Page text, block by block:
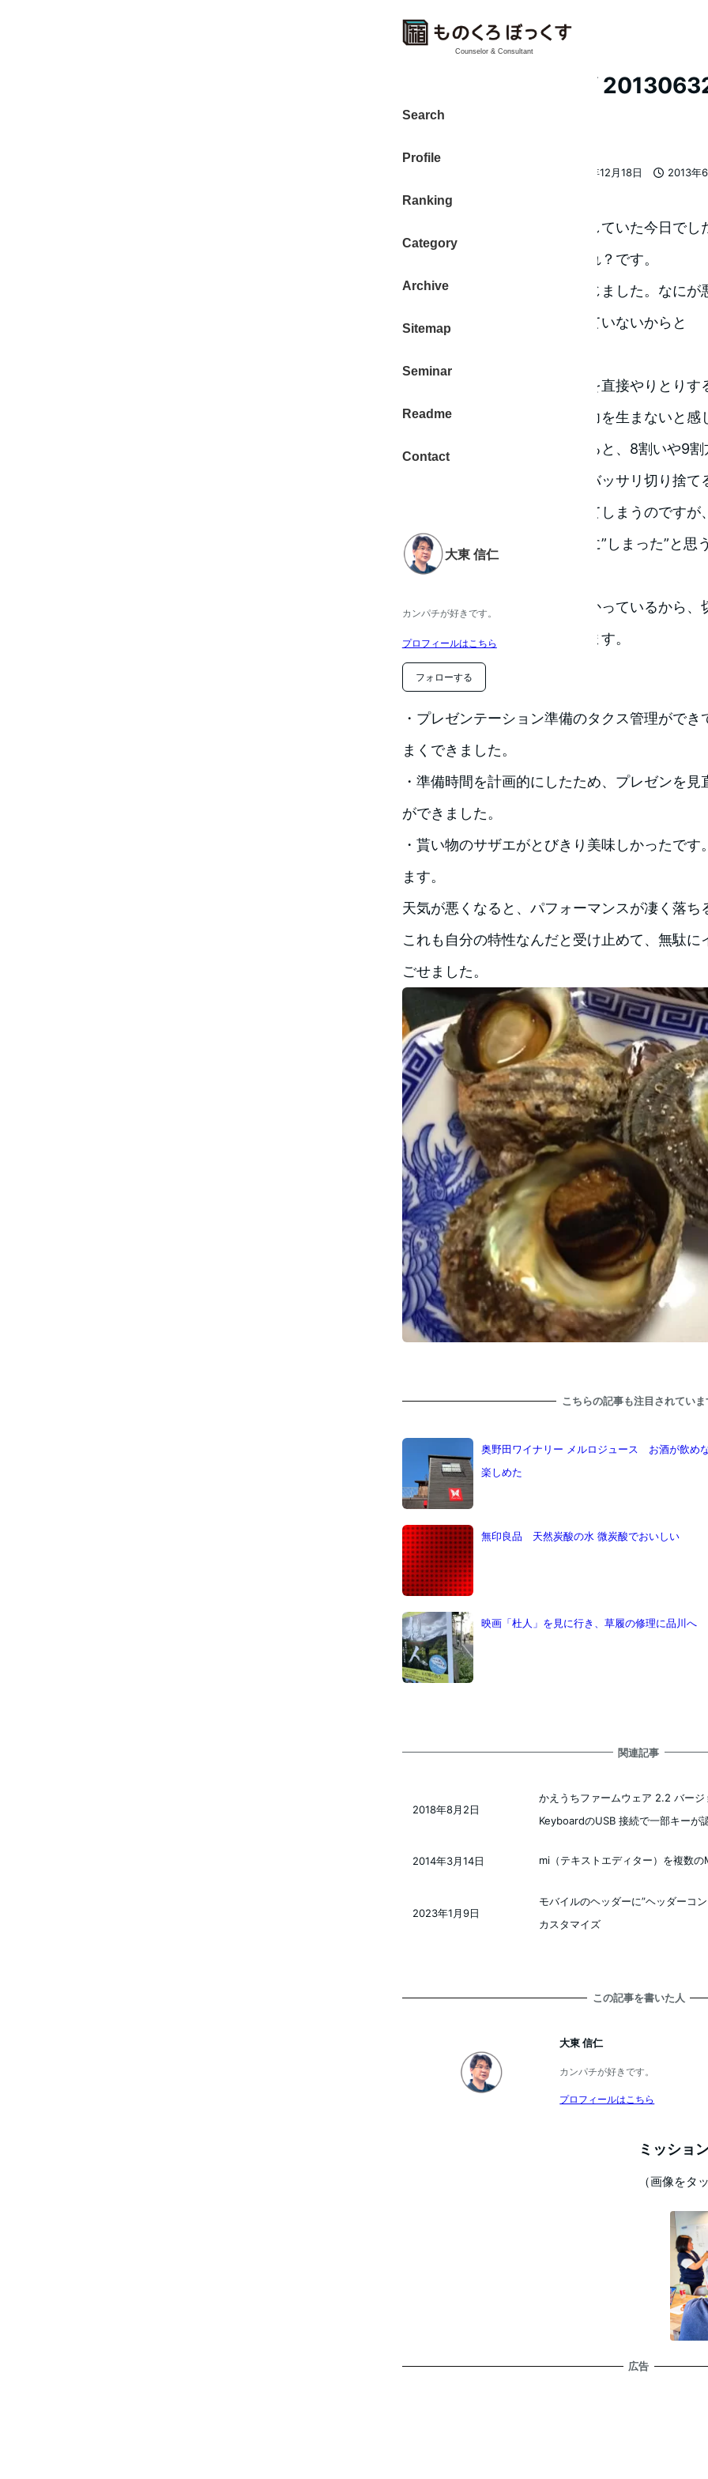
Counselor & Consultant
Search
Profile
Ranking
Category
Archive
Sitemap
Seminar
Readme
Contact
大東 信仁
カンパチが好きです。
プロフィールはこちら
フォローする
[ 日次クロージング
捨てる力
2013年12月18日
2013年
者
プレゼンテーションの準備をしていた今日で
きて見直すと、なんだか、あれ？です。
このままでは伝わらないと感じました。なにが
分の経験していることを話していないからと
プレゼンテーションは、言葉を直接やりとり
分の経験を話さないのは説得力を生まないと感
順番を入れ替えることを含めると、8割いや9
また、持ち時間を計算するとバッサリ切り捨
ついついためらいがちになってしまうのです
てそのままにして、本番の後に”しまった”と思
なので変えました。
伝えたい優先順位と内容がわかっているから
そう理解して今日も前に進みます。
良かったこと
・プレゼンテーション準備のタクス管理がで
まくできました。
・準備時間を計画的にしたため、プレゼンを
ができました。
・貰い物のサザエがとびきり美味しかったで
ます。
天気が悪くなると、パフォーマンスが凄く落ち
これも自分の特性なんだと受け止めて、無駄
ごせました。
こちらの記事も注目されていま
奥野田ワイナリー メルロジュース お酒が飲め
楽しめた
無印良品 天然炭酸の水 微炭酸でおいしい
映画「杜人」を見に行き、草履の修理に品川へ
関連記事
かえうちファームウェア 2.2 バー
KeyboardのUSB 接続で一部キーが
2018年8月2日
mi（テキストエディター）を複数
2014年3月14日
モバイルのヘッダーに”ヘッダーコ
カスタマイズ
2023年1月9日
この記事を書いた人
大東 信仁
カンパチが好きです。
プロフィールはこちら
ミッショ
（画像をタ
広告